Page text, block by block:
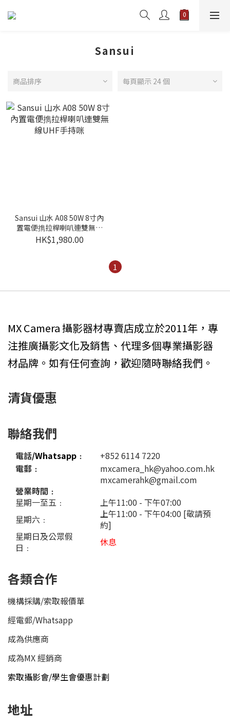
Sansui
商品排序 每頁顯示 24 個
Sansui 山水 A08 50W 8寸內
置電便擕拉桿喇叭連雙無線
UHF手持咪
HK$1,980.00
1
MX Camera 攝影器材專賣店成立於2011年，專
注推廣攝影文化及銷售、代理多個專業攝影器
材品牌。如有任何查詢，歡迎隨時聯絡我們。
清貨優惠
聯絡我們
電話/Whatsapp ﹕
+852 6114 7220
電郵﹕
mxcamera_hk@yahoo.com.hk
mxcamerahk@gmail.com
營業時間﹕
星期一至五﹕
上午11:00 - 下午07:00
星期六﹕
上午11:00 - 下午04:00 [敬請預
約]
星期日及公眾假
日﹕
休息
各類合作
機構採購/索取報價單
經電郵/Whatsapp
成為供應商
成為MX 經銷商
索取攝影會/學生會優惠計劃
地址